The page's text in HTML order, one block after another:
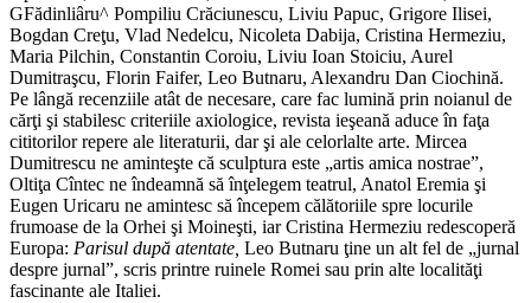
GFădinliâru^ Pompiliu Crăciunescu, Liviu Papuc, Grigore Ilisei,
Bogdan Creţu, Vlad Nedelcu, Nicoleta Dabija, Cristina Hermeziu,
Maria Pilchin, Constantin Coroiu, Liviu Ioan Stoiciu, Aurel
Dumitraşcu, Florin Faifer, Leo Butnaru, Alexandru Dan Ciochină.
Pe lângă recenziile atât de necesare, care fac lumină prin noianul de
cărţi şi stabilesc criteriile axiologice, revista ieşeană aduce în faţa
cititorilor repere ale literaturii, dar şi ale celorlalte arte. Mircea
Dumitrescu ne aminteşte că sculptura este „artis amica nostrae”,
Oltiţa Cîntec ne îndeamnă să înţelegem teatrul, Anatol Eremia şi
Eugen Uricaru ne amintesc să începem călătoriile spre locurile
frumoase de la Orhei şi Moineşti, iar Cristina Hermeziu redescoperă
Europa: Parisul după atentate, Leo Butnaru ţine un alt fel de „jurnal
despre jurnal”, scris printre ruinele Romei sau prin alte localităţi
fascinante ale Italiei.